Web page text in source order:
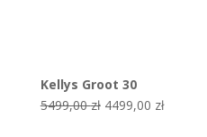
Kellys Groot 30
5499,00zł Pierwotna
4499,00 złAktualna